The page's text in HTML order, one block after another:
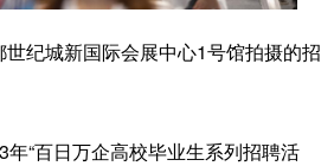
纪城新国际会展中心1号馆拍摄的招
“百日万企高校毕业生系列招聘活